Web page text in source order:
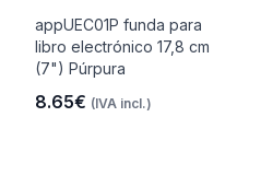
appUEC01P funda para
libro electrónico 17,8 cm
(7") Púrpura
8.65€ (IVA incl.)